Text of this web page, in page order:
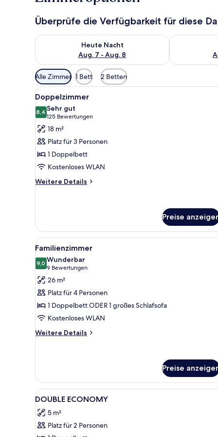
Überprüfe die Verfügbarkeit für diese
Heute Nacht
Aug. 7 - Aug. 8
Überprüfe die Verfügbarkeit für heute Nacht, Aug. 7
Überprüfe
Verfügbare
Filter
für
Zimmer
Alle Zimmer 1 Bett 2 Betten
Alle
Fotos
für
Doppelzimmer
anzeigen
Ein modernes Hotelzimmer
8
Doppelzimmer
8,48,4 von 10
Sehr gut
125 Bewertungen
(125
Bewertungen)
18 m²
Platz für 3 Personen
1 Doppelbett
Kostenloses WLAN
Weitere Details
Weitere
Preise
Alle
Fotos
für
Familienzimmer
anzeigen
Ein Hotelzimmer mit einem
7
Familienzimmer
9,09,0 von 10
Wunderbar
9 Bewertungen
(9
Bewertungen)
26 m²
Platz für 4 Personen
1 Doppelbett ODER 1 großes Schlafsofa
Kostenloses WLAN
Weitere Details
Weitere
Preise
Alle
Fotos
für
DOUBLE
Zimmersafe, Schreibtisch,
4
DOUBLE ECONOMY
5 m²
Platz für 2 Personen